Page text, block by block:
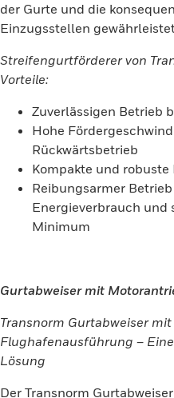
der Gurte und die
Einzugsstellen
Streifengurtförderer von
Vorteile:
Zuverlässigen Betrieb
Hohe
Rückwärtsbetrieb
Kompakte und robuste
Reibungsarmer
Energieverbrauch und
Minimum
Gurtabweiser mit
Transnorm Gurtabweiser
Flughafenausführung –
Lösung
Der Transnorm